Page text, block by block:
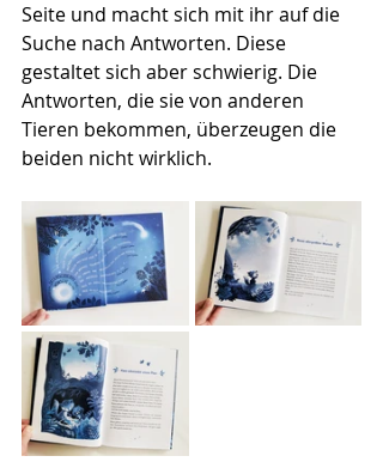
Seite und macht sich mit ihr auf die
Suche nach Antworten. Diese
gestaltet sich aber schwierig. Die
Antworten, die sie von anderen
Tieren bekommen, überzeugen die
beiden nicht wirklich.